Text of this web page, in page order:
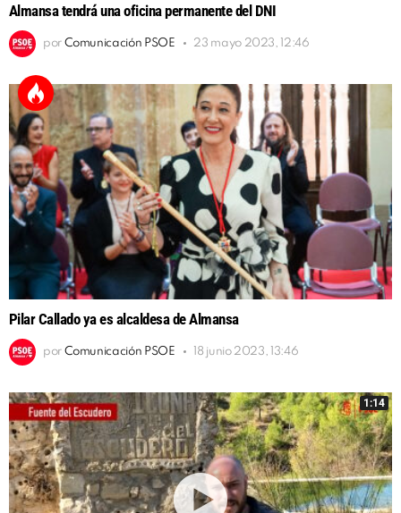
Almansa tendrá una oficina permanente del DNI
por Comunicación PSOE 23 mayo 2023, 12:46
Pilar Callado ya es alcaldesa de Almansa
por Comunicación PSOE 18 junio 2023, 13:46
1:14